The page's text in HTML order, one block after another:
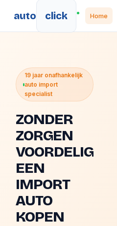
auto click Home
19 jaar onafhankelijk
auto import
specialist
ZONDER
ZORGEN
VOORDELIG
EEN
IMPORT
AUTO
KOPEN